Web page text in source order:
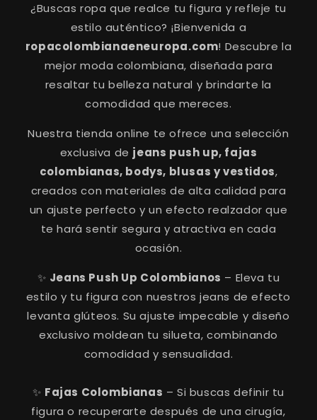
¿Buscas ropa que realce tu figura y refleje tu
estilo auténtico? ¡Bienvenida a
ropacolombianaeneuropa.com! Descubre la
mejor moda colombiana, diseñada para
resaltar tu belleza natural y brindarte la
comodidad que mereces.
Nuestra tienda online te ofrece una selección
exclusiva de jeans push up, fajas
colombianas, bodys, blusas y vestidos,
creados con materiales de alta calidad para
un ajuste perfecto y un efecto realzador que
te hará sentir segura y atractiva en cada
ocasión.
✨ Jeans Push Up Colombianos – Eleva tu
estilo y tu figura con nuestros jeans de efecto
levanta glúteos. Su ajuste impecable y diseño
exclusivo moldean tu silueta, combinando
comodidad y sensualidad.
✨ Fajas Colombianas – Si buscas definir tu
figura o recuperarte después de una cirugía,